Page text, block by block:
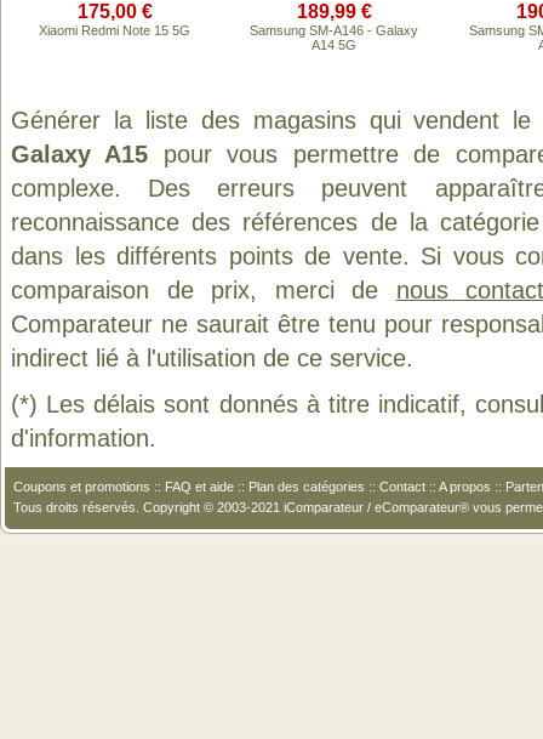
175,00 €
Xiaomi Redmi Note 15 5G
189,99 €
Samsung SM-A146 - Galaxy
A14 5G
Samsung
Générer la liste des magasins qui vendent
Galaxy A15 pour vous permettre de
complexe. Des erreurs peuvent
reconnaissance des références de la
dans les différents points de vente. Si vous
comparaison de prix, merci de nous
Comparateur ne saurait être tenu pour
indirect lié à l'utilisation de ce service.
(*) Les délais sont donnés à titre indicatif,
d'information.
Coupons et promotions :: FAQ et aide :: Plan des catégories :: Contact :: A propos ::
Tous droits réservés. Copyright © 2003-2021 iComparateur / eComparateur® vous